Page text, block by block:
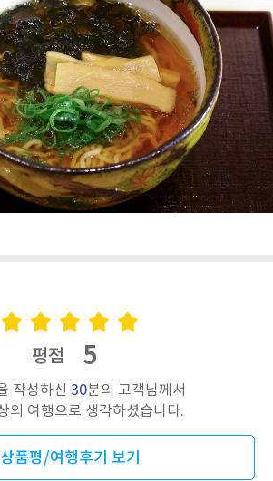
평점 5
작성하신 30분의 고객님께서
의 여행으로 생각하셨습니다.
상품평/여행후기 보기